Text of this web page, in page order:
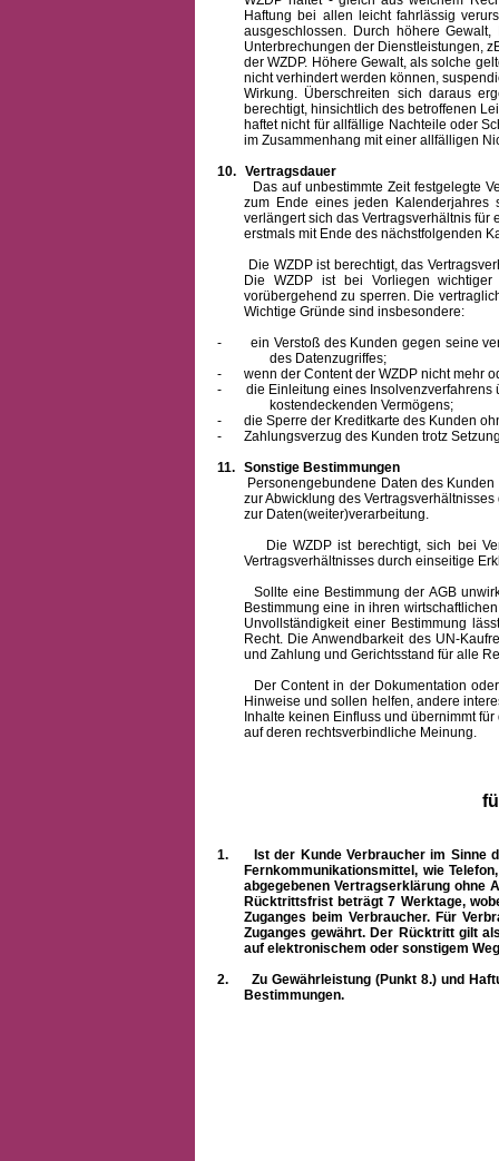
Haftung bei allen leicht fahrlässig
ausgeschlossen. Durch höhere
Unterbrechungen der Dienstleistungen,
der WZDP. Höhere Gewalt, als solche
nicht verhindert werden können,
Wirkung. Überschreiten sich daraus
berechtigt, hinsichtlich des betroffenen
haftet nicht für allfällige Nachteile oder
im Zusammenhang mit einer allfälligen
10. Vertragsdauer
Das auf unbestimmte Zeit festgelegte
zum Ende eines jeden Kalenderjahres
verlängert sich das Vertragsverhältnis
erstmals mit Ende des nächstfolgenden
Die WZDP ist berechtigt, das
Die WZDP ist bei Vorliegen
vorübergehend zu sperren. Die
Wichtige Gründe sind insbesondere:
-
ein Verstoß des Kunden gegen seine
des Datenzugriffes;
-
wenn der Content der WZDP nicht mehr
-
die Einleitung eines
kostendeckenden Vermögens;
-
die Sperre der Kreditkarte des Kunden
-
Zahlungsverzug des Kunden trotz
11. Sonstige Bestimmungen
Personengebundene Daten des Kunden
zur Abwicklung des
zur Daten(weiter)verarbeitung.
Die WZDP ist berechtigt, sich bei
Vertragsverhältnisses durch einseitige
Sollte eine Bestimmung der AGB
Bestimmung eine in ihren
Unvollständigkeit einer Bestimmung
Recht. Die Anwendbarkeit des UN-
und Zahlung und Gerichtsstand für alle
Der Content in der Dokumentation oder
Hinweise und sollen helfen, andere
Inhalte keinen Einfluss und übernimmt
auf deren rechtsverbindliche Meinung.
1.
Ist der Kunde Verbraucher im Sinne
Fernkommunikationsmittel, wie
abgegebenen Vertragserklärung ohne
Rücktrittsfrist beträgt 7 Werktage,
Zuganges beim Verbraucher. Für
Zuganges gewährt. Der Rücktritt gilt
auf elektronischem oder sonstigem
2.
Zu Gewährleistung (Punkt 8.) und
Bestimmungen.